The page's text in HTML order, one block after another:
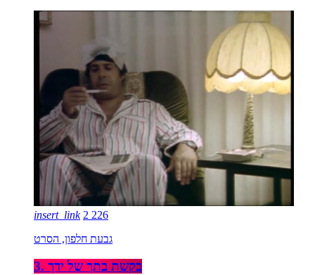
insert_link 2 226
גבעת חלפון, הסרט
3. בקשת בתך של ידך